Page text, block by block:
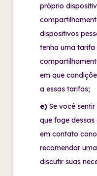
próprio
dispositivos
tenha uma
em que
a essas tarifas;
e) Se você
que foge
em contato
recomendar
discutir suas